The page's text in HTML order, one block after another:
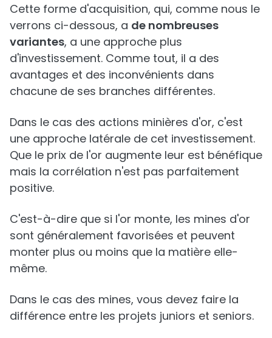
Cette forme d'acquisition, qui, comme nous le
verrons ci-dessous, a de nombreuses
variantes, a une approche plus
d'investissement. Comme tout, il a des
avantages et des inconvénients dans
chacune de ses branches différentes.
Dans le cas des actions minières d'or, c'est
une approche latérale de cet investissement.
Que le prix de l'or augmente leur est bénéfique
mais la corrélation n'est pas parfaitement
positive.
C'est-à-dire que si l'or monte, les mines d'or
sont généralement favorisées et peuvent
monter plus ou moins que la matière elle-
même.
Dans le cas des mines, vous devez faire la
différence entre les projets juniors et seniors.